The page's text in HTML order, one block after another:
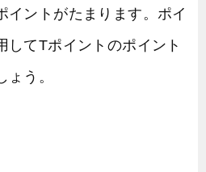
イントがたまります。ポイ
してTポイントのポイント
う。